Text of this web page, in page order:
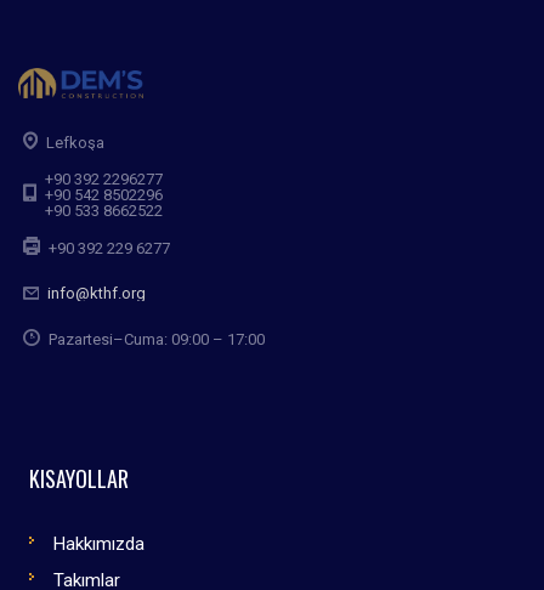
Lefkoşa
+90 392 2296277
+90 542 8502296
+90 533 8662522
+90 392 229 6277
info@kthf.org
Pazartesi–Cuma: 09:00 – 17:00
KISAYOLLAR
Hakkımızda
Takımlar